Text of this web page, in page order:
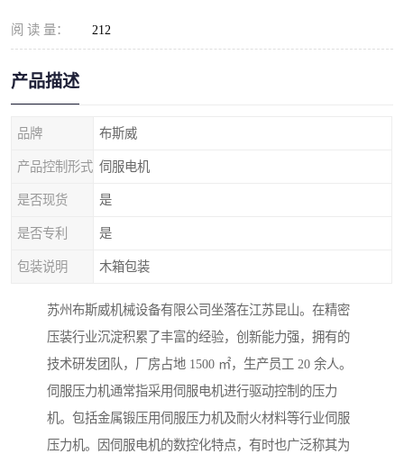
阅 读 量： 212
产品描述
品牌 布斯威
产品控制形式 伺服电机
是否现货 是
是否专利 是
包装说明 木箱包装
苏州布斯威机械设备有限公司坐落在江苏昆山。在精密
压装行业沉淀积累了丰富的经验，创新能力强，拥有的
技术研发团队，厂房占地 1500 ㎡，生产员工 20 余人。
伺服压力机通常指采用伺服电机进行驱动控制的压力
机。包括金属锻压用伺服压力机及耐火材料等行业伺服
压力机。因伺服电机的数控化特点，有时也广泛称其为